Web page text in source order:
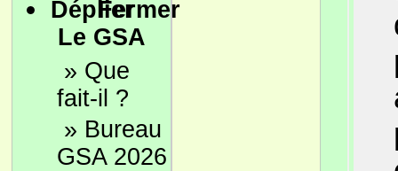
Le GSA
» Que
fait-il ?
» Bureau
GSA 2026